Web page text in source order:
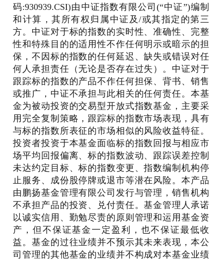
码:930939.CSI)由中证指数有限公司(“中证”)编制
和计算，其所有权归属中证及/或其指定的第三
方。中证对于标的指数的实时性、准确性、完整
性和特殊目的的适用性不作任何明示或暗示的担
保，不因标的指数的任何延迟、缺失或错误对任
何人承担责任（无论是否存在过失）。中证对于
跟踪标的指数的产品不作任何担保、背书、销售
或推广，中证不承担与此相关的任何责任。本基
金为被动投资的交易型开放式指数基金，主要采
用完全复制策略，跟踪标的指数市场表现，具有
与标的指数所表征的市场相似的风险收益特征。
投资者投资于本基金面临标的指数回报与相应市
场平均回报偏离、标的指数波动、跟踪误差控制
未达约定目标、标的指数变更、指数编制机构停
止服务、成份股停牌或退市等潜在风险。本产品
由鹏扬基金管理有限公司发行与管理，销售机构
不承担产品的投资、兑付责任。基金管理人承诺
以诚实信用、勤勉尽责的原则管理和运用基金资
产，但不保证基金一定盈利，也不保证最低收
益。基金的过往业绩并不预示其未来表现，本公
司管理的其他基金的业绩并不构成对本基金业绩